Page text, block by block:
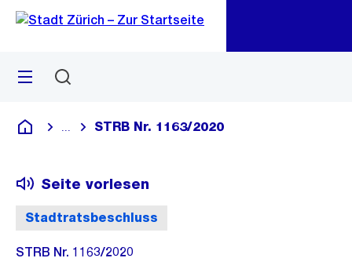
Navigation
Sprunglink
Menü
Deutsch
Blende alle Breadcrumbs ein
STRB Nr. 1163/2020
Stadtratsbeschluss
Seite vorlesen
STRB Nr. 1163/2020